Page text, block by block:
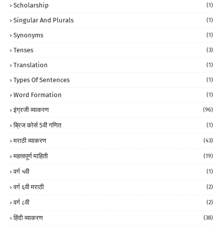
Scholarship (1)
Singular And Plurals (1)
Synonyms (1)
Tenses (3)
Translation (1)
Types Of Sentences (1)
Word Formation (1)
इंग्रजी व्याकरण (96)
ब्रिज कोर्स 5वी गणित (1)
मराठी व्याकरण (43)
महत्वपूर्ण माहिती (19)
वर्ग ५वी (1)
वर्ग ६वी मराठी (2)
वर्ग ८वी (2)
हिंदी व्याकरण (38)